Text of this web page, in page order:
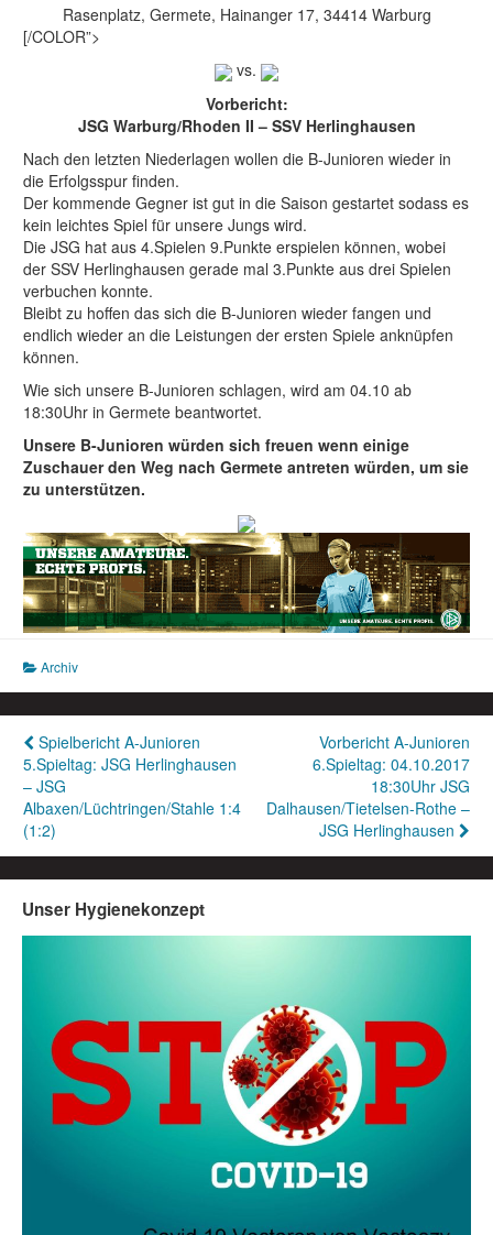
Rasenplatz, Germete, Hainanger 17, 34414 Warburg
[/COLOR”>
vs.
Vorbericht:
JSG Warburg/Rhoden II – SSV Herlinghausen
Nach den letzten Niederlagen wollen die B-Junioren wieder in
die Erfolgsspur finden.
Der kommende Gegner ist gut in die Saison gestartet sodass es
kein leichtes Spiel für unsere Jungs wird.
Die JSG hat aus 4.Spielen 9.Punkte erspielen können, wobei
der SSV Herlinghausen gerade mal 3.Punkte aus drei Spielen
verbuchen konnte.
Bleibt zu hoffen das sich die B-Junioren wieder fangen und
endlich wieder an die Leistungen der ersten Spiele anknüpfen
können.
Wie sich unsere B-Junioren schlagen, wird am 04.10 ab
18:30Uhr in Germete beantwortet.
Unsere B-Junioren würden sich freuen wenn einige
Zuschauer den Weg nach Germete antreten würden, um sie
zu unterstützen.
Archiv
Beitragsnavigation
Spielbericht A-Junioren
5.Spieltag: JSG Herlinghausen
– JSG
Albaxen/Lüchtringen/Stahle 1:4
(1:2)
Vorbericht A-Junioren
6.Spieltag: 04.10.2017
18:30Uhr JSG
Dalhausen/Tietelsen-Rothe –
JSG Herlinghausen
Unser Hygienekonzept